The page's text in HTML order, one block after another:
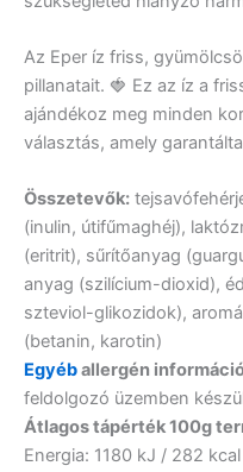
Az Eper íz friss,
pillanatait. 🍓 Ez az íz a
ajándékoz meg minden
választás, amely
Összetevők:
(inulin, útifűmaghéj),
(eritrit), sűrítőanyag
anyag (szilícium-dioxid),
szteviol-glikozidok),
(betanin, karotin)
Egyéballergén
feldolgozó üzemben
Átlagos tápérték 100g
Energia: 1180 kJ / 282 kcal